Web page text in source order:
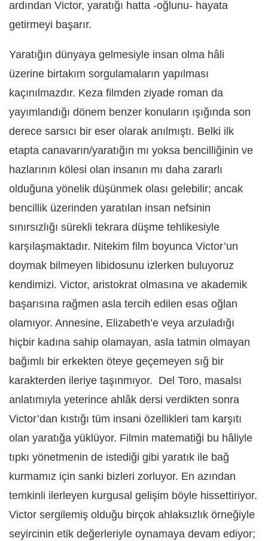
ardından Victor, yaratığı hatta -oğlunu- hayata
getirmeyi başarır.
Yaratığın dünyaya gelmesiyle insan olma hâli
üzerine birtakım sorgulamaların yapılması
kaçınılmazdır. Keza filmden ziyade roman da
yayımlandığı dönem benzer konuların ışığında son
derece sarsıcı bir eser olarak anılmıştı. Belki ilk
etapta canavarın/yaratığın mı yoksa bencilliğinin ve
hazlarının kölesi olan insanın mı daha zararlı
olduğuna yönelik düşünmek olası gelebilir; ancak
bencillik üzerinden yaratılan insan nefsinin
sınırsızlığı sürekli tekrara düşme tehlikesiyle
karşılaşmaktadır. Nitekim film boyunca Victor’un
doymak bilmeyen libidosunu izlerken buluyoruz
kendimizi. Victor, aristokrat olmasına ve akademik
başarısına rağmen asla tercih edilen esas oğlan
olamıyor. Annesine, Elizabeth’e veya arzuladığı
hiçbir kadına sahip olamayan, asla tatmin olmayan
bağımlı bir erkekten öteye geçemeyen sığ bir
karakterden ileriye taşınmıyor. Del Toro, masalsı
anlatımıyla yeterince ahlâk dersi verdikten sonra
Victor’dan kıstığı tüm insani özellikleri tam karşıtı
olan yaratığa yüklüyor. Filmin matematiği bu hâliyle
tıpkı yönetmenin de istediği gibi yaratık ile bağ
kurmamız için sanki bizleri zorluyor. En azından
temkinli ilerleyen kurgusal gelişim böyle hissettiriyor.
Victor sergilemiş olduğu birçok ahlaksızlık örneğiyle
seyircinin etik değerleriyle oynamaya devam ediyor;